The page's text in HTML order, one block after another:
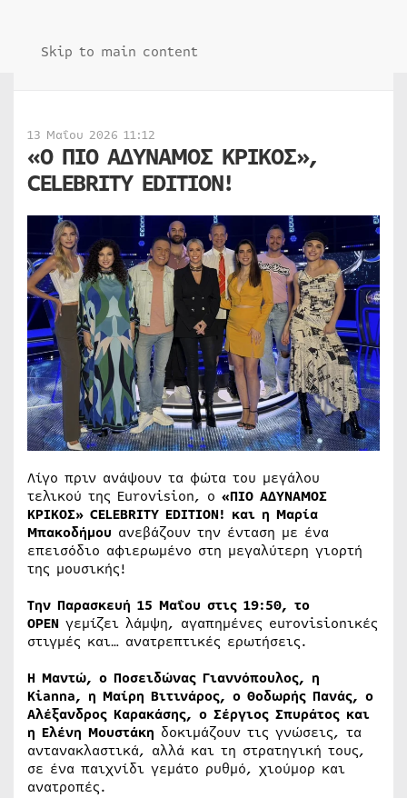
Skip to main content
13 Μαΐου 2026 11:12
«Ο ΠΙΟ ΑΔΥΝΑΜΟΣ ΚΡΙΚΟΣ»,
CELEBRITY EDITION!
Λίγο πριν ανάψουν τα φώτα του μεγάλου
τελικού της Eurovision, ο «ΠΙΟ ΑΔΥΝΑΜΟΣ
ΚΡΙΚΟΣ» CELEBRITY EDITION! και η Μαρία
Μπακοδήμου ανεβάζουν την ένταση με ένα
επεισόδιο αφιερωμένο στη μεγαλύτερη γιορτή
της μουσικής!
Την Παρασκευή 15 Μαΐου στις 19:50, το
OPEN γεμίζει λάμψη, αγαπημένες eurovisionικές
στιγμές και… ανατρεπτικές ερωτήσεις.
Η Μαντώ, ο Ποσειδώνας Γιαννόπουλος, η
Kianna, η Μαίρη Βιτινάρος, ο Θοδωρής Πανάς, ο
Αλέξανδρος Καρακάσης, ο Σέργιος Σπυράτος και
η Ελένη Μουστάκη δοκιμάζουν τις γνώσεις, τα
αντανακλαστικά, αλλά και τη στρατηγική τους,
σε ένα παιχνίδι γεμάτο ρυθμό, χιούμορ και
ανατροπές.